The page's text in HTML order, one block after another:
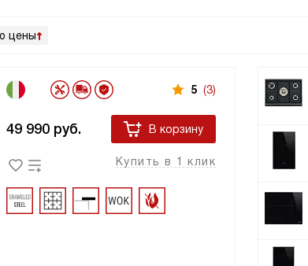
цены
5 (3)
49 990 руб. В корзину
Купить в 1 клик